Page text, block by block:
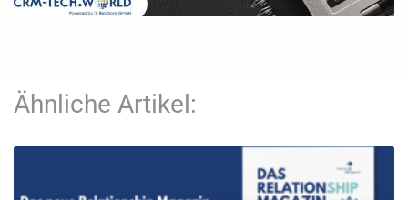
Ähnliche Artikel: